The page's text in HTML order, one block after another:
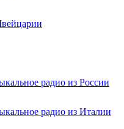
радио из России
радио из Италии